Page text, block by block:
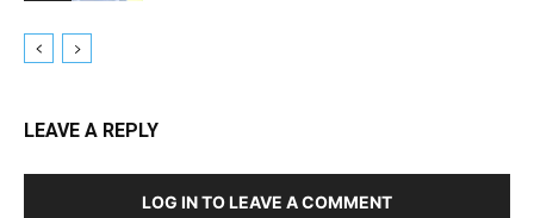
LEAVE A REPLY
LOG IN TO LEAVE A COMMENT